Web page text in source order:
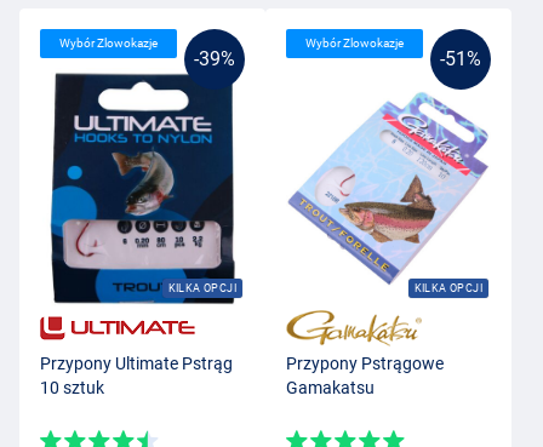
-39%
KILKA OPCJI
Wybór Zlowokazje
Przypony Ultimate Pstrąg
10 sztuk
-51%
KILKA OPCJI
Wybór Zlowokazje
Przypony Pstrągowe
Gamakatsu